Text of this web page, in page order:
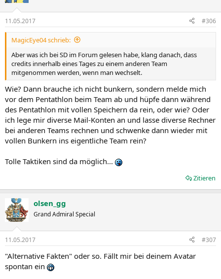
11.05.2017 #306
MagicEye04 schrieb:
Aber was ich bei SD im Forum gelesen habe, klang danach, dass
credits innerhalb eines Tages zu einem anderen Team
mitgenommen werden, wenn man wechselt.
Wie? Dann brauche ich nicht bunkern, sondern melde mich
vor dem Pentathlon beim Team ab und hüpfe dann während
des Pentathlon mit vollen Speichern da rein, oder wie? Oder
ich lege mir diverse Mail-Konten an und lasse diverse Rechner
bei anderen Teams rechnen und schwenke dann wieder mit
vollen Bunkern ins eigentliche Team rein?
Tolle Taktiken sind da möglich...
Zitieren
olsen_gg
Grand Admiral Special
11.05.2017 #307
"Alternative Fakten" oder so. Fällt mir bei deinem Avatar
spontan ein